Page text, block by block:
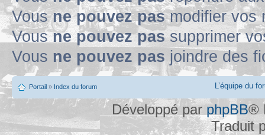
Vousne pouvez pasmodifier vos
Vousne pouvez pas supprimer
Vous ne pouvez pas joindre des
Portail » Index du forum L’équipe du
Développé par phpBB®
Traduit